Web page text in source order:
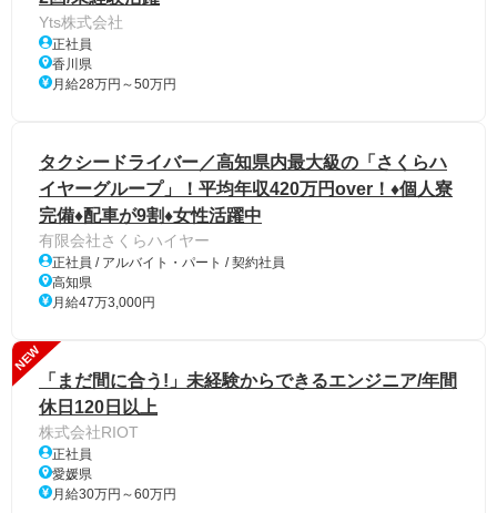
Yts株式会社
正社員
香川県
月給28万円～50万円
タクシードライバー／高知県内最大級の「さくらハ
イヤーグループ」！平均年収420万円over！♦個人寮
完備♦配車が9割♦女性活躍中
有限会社さくらハイヤー
正社員 / アルバイト・パート / 契約社員
高知県
月給47万3,000円
NEW
「まだ間に合う!」未経験からできるエンジニア/年間
休日120日以上
株式会社RIOT
正社員
愛媛県
月給30万円～60万円